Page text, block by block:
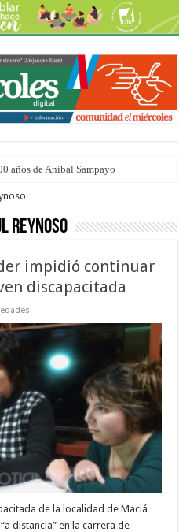
años de Aníbal Sampayo
Reynoso
impidió continuar
discapacitada
de la localidad de Maciá
distancia” en la carrera de